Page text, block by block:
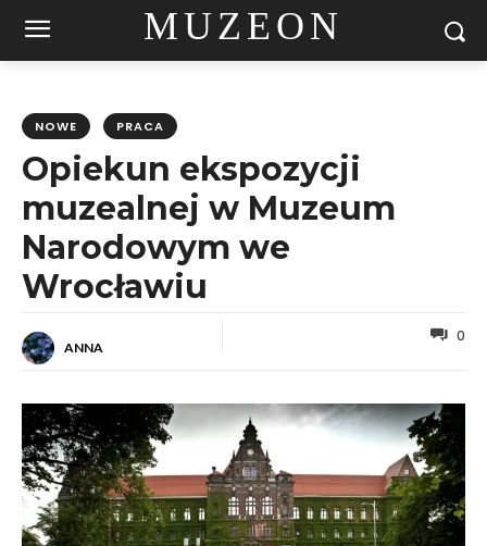
MUZEON
NOWE PRACA
Opiekun ekspozycji
muzealnej w Muzeum
Narodowym we
Wrocławiu
ANNA
0